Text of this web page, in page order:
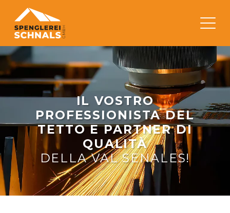
IL VOSTRO
PROFESSIONISTA DEL
TETTO E PARTNER DI
QUALITÀ
DELLA VAL SENALES!